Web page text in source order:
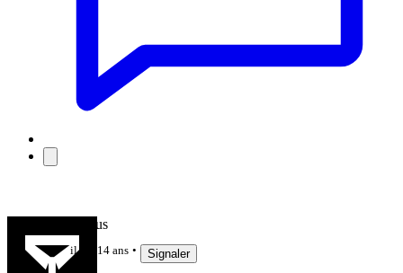
Tomdiabolus
il y a 14 ans Signaler